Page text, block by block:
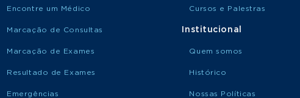
Encontre um Médico
Marcação de Consultas
Marcação de Exames
Resultado de Exames
Emergências
Cursos e Palestras
Institucional
Quem somos
Histórico
Nossas Políticas